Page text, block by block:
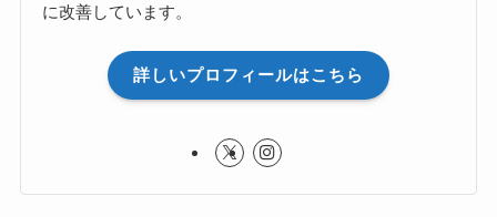
に改善しています。
詳しいプロフィールはこちら